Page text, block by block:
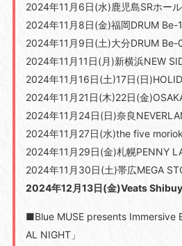
2024年11月6日(水)鹿児島SRホール
2024年11月8日(金)福岡DRUM Be-1
2024年11月9日(土)大分DRUM Be-
2024年11月11日(月)新横浜NEW
2024年11月16日(土)17日(日
2024年11月21日(木)22日(金
2024年11月24日(日)奈良
2024年11月27日(水)the five
2024年11月29日(金)札幌PENNY
2024年11月30日(土)帯広MEGA
2024年12月13日(金)Veats
■Blue MUSE presents Immersive
AL NIGHT」